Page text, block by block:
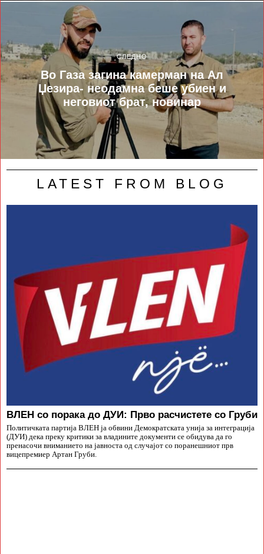
СЛЕДНО
Во Газа загина камерман на Ал
Џезира- неодамна беше убиен и
неговиот брат, новинар
LATEST FROM BLOG
ВЛЕН со порака до ДУИ: Прво расчистете со Груби
Политичката партија ВЛЕН ја обвини Демократската унија за интеграција
(ДУИ) дека преку критики за владините документи се обидува да го
пренасочи вниманието на јавноста од случајот со поранешниот прв
вицепремиер Артан Груби.